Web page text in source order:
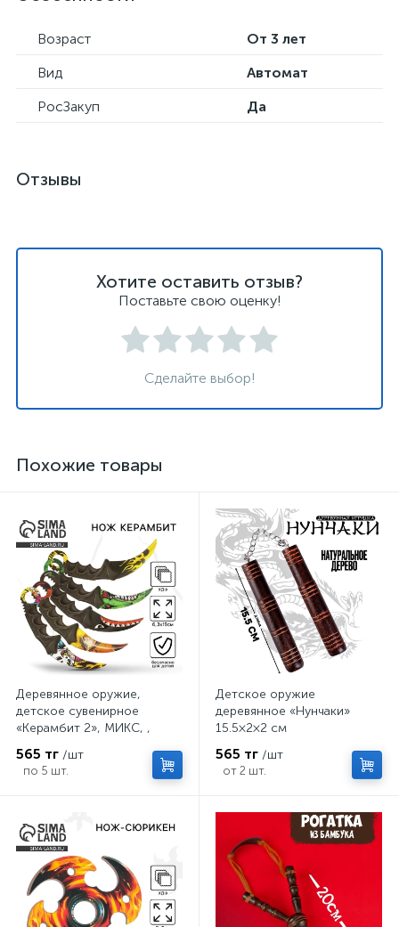
Возраст
От 3 лет
Вид
Автомат
РосЗакуп
Да
Отзывы
Хотите оставить отзыв?
Поставьте свою оценку!
Сделайте выбор!
Похожие товары
Деревянное оружие,
детское сувенирное
«Керамбит 2», МИКС, ,
565 тг /шт
по 5 шт.
Детское оружие
деревянное «Нунчаки»
15.5×2×2 см
565 тг /шт
от 2 шт.